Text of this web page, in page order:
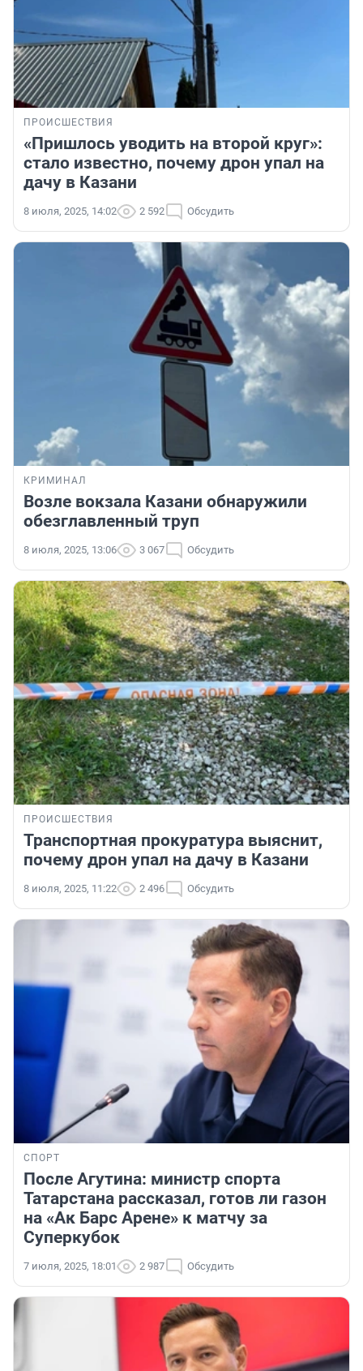
ПРОИСШЕСТВИЯ
«Пришлось уводить на второй круг»:
стало известно, почему дрон упал на
дачу в Казани
8 июля, 2025, 14:02 2 592 Обсудить
КРИМИНАЛ
Возле вокзала Казани обнаружили
обезглавленный труп
8 июля, 2025, 13:06 3 067 Обсудить
ПРОИСШЕСТВИЯ
Транспортная прокуратура выяснит,
почему дрон упал на дачу в Казани
8 июля, 2025, 11:22 2 496 Обсудить
СПОРТ
После Агутина: министр спорта
Татарстана рассказал, готов ли газон
на «Ак Барс Арене» к матчу за
Суперкубок
7 июля, 2025, 18:01 2 987 Обсудить